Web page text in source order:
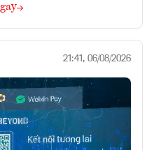
21:41, 06/08/2026